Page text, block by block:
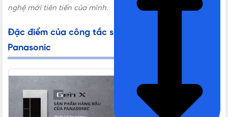
nghệ mới tiên tiến của mình.
Đặc điểm của công tắc siêu mỏng Gen X của
Panasonic